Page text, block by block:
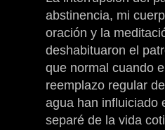
abstinencia, mi
oración y la
deshabituaron el
que normal cuando
reemplazo regular
agua han influiciado
separé de la vida